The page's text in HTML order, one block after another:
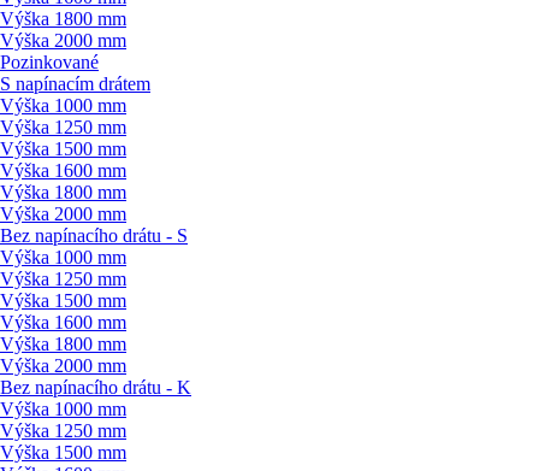
Výška 1800 mm
Výška 2000 mm
Pozinkované
S napínacím drátem
Výška 1000 mm
Výška 1250 mm
Výška 1500 mm
Výška 1600 mm
Výška 1800 mm
Výška 2000 mm
Bez napínacího drátu - S
Výška 1000 mm
Výška 1250 mm
Výška 1500 mm
Výška 1600 mm
Výška 1800 mm
Výška 2000 mm
Bez napínacího drátu - K
Výška 1000 mm
Výška 1250 mm
Výška 1500 mm